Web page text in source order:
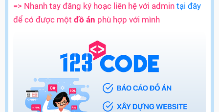
=> Nhanh tay đăng ký hoạc liên hệ với admin tại đây
để có được một đồ án phù hợp với mình